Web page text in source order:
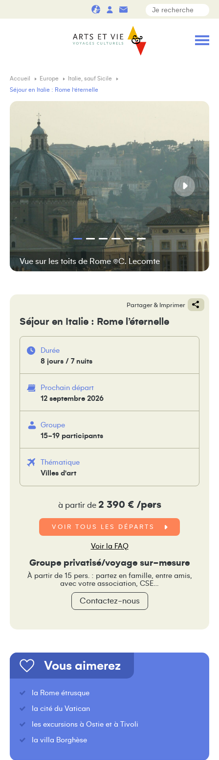
Accueil Europe
Italie, sauf Sicile
Séjour en Italie : Rome l’éternelle
Vue sur les toits de Rome ©C. Lecomte
Partager & Imprimer
Séjour en Italie : Rome l’éternelle
Durée
8 jours / 7 nuits
Prochain départ
12 septembre 2026
Groupe
15-19 participants
Thématique
Villes d'art
à partir de 2 390 € /pers
VOIR TOUS LES DÉPARTS
Voir la FAQ
Groupe privatisé/voyage sur-mesure
À partir de 15 pers. : partez en famille, entre amis,
avec votre association, CSE…
Contactez-nous
Vous aimerez
la Rome étrusque
la cité du Vatican
les excursions à Ostie et à Tivoli
la villa Borghèse